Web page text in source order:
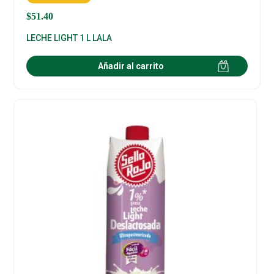
$51.40
LECHE LIGHT 1 L LALA
Añadir al carrito